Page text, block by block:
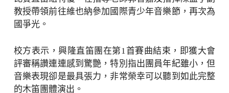
教授帶領前往維也納參加國際青少年音樂節，再次為
國爭光。
校方表示，興隆直笛團在第1首賽曲結束，即獲大會
評審稱讚連連感到驚艷，特別指出團員年紀雖小，但
音樂表現卻是最具張力，非常榮幸可以聽到如此完整
的木笛團體演出。